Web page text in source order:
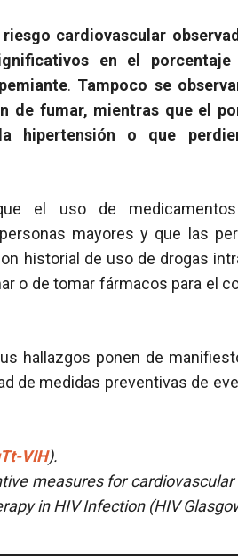
cardiovascular
en el
. Tampoco se
de fumar, mientras que el
hipertensión o que
el uso de
mayores y que las
historial de uso de drogas
o de tomar fármacos para el
hallazgos ponen de
de medidas preventivas de
VIH).
measures for
in HIV Infection (HIV